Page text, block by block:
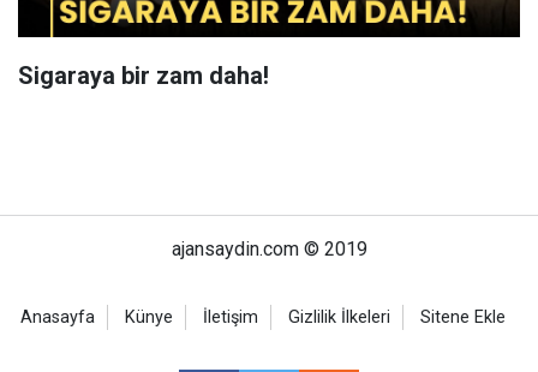
Sigaraya bir zam daha!
ajansaydin.com © 2019
Anasayfa Künye İletişim Gizlilik İlkeleri Sitene Ekle